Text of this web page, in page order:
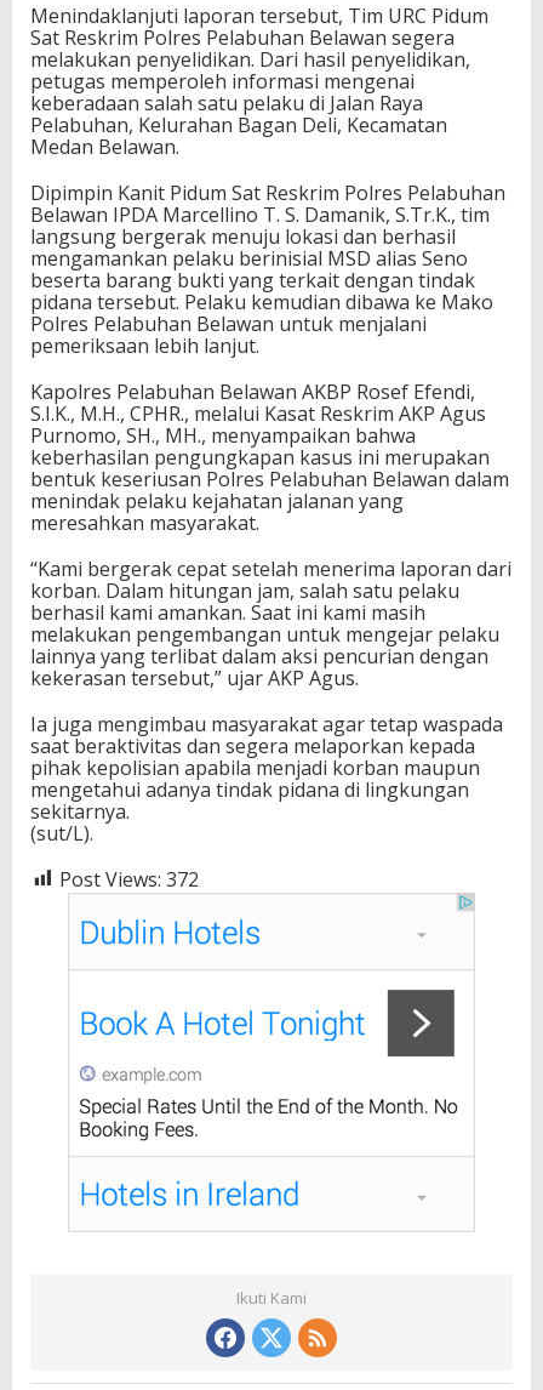
Menindaklanjuti laporan tersebut, Tim URC Pidum
Sat Reskrim Polres Pelabuhan Belawan segera
melakukan penyelidikan. Dari hasil penyelidikan,
petugas memperoleh informasi mengenai
keberadaan salah satu pelaku di Jalan Raya
Pelabuhan, Kelurahan Bagan Deli, Kecamatan
Medan Belawan.
Dipimpin Kanit Pidum Sat Reskrim Polres Pelabuhan
Belawan IPDA Marcellino T. S. Damanik, S.Tr.K., tim
langsung bergerak menuju lokasi dan berhasil
mengamankan pelaku berinisial MSD alias Seno
beserta barang bukti yang terkait dengan tindak
pidana tersebut. Pelaku kemudian dibawa ke Mako
Polres Pelabuhan Belawan untuk menjalani
pemeriksaan lebih lanjut.
Kapolres Pelabuhan Belawan AKBP Rosef Efendi,
S.I.K., M.H., CPHR., melalui Kasat Reskrim AKP Agus
Purnomo, SH., MH., menyampaikan bahwa
keberhasilan pengungkapan kasus ini merupakan
bentuk keseriusan Polres Pelabuhan Belawan dalam
menindak pelaku kejahatan jalanan yang
meresahkan masyarakat.
“Kami bergerak cepat setelah menerima laporan dari
korban. Dalam hitungan jam, salah satu pelaku
berhasil kami amankan. Saat ini kami masih
melakukan pengembangan untuk mengejar pelaku
lainnya yang terlibat dalam aksi pencurian dengan
kekerasan tersebut,” ujar AKP Agus.
Ia juga mengimbau masyarakat agar tetap waspada
saat beraktivitas dan segera melaporkan kepada
pihak kepolisian apabila menjadi korban maupun
mengetahui adanya tindak pidana di lingkungan
sekitarnya.
(sut/L).
Post Views: 372
Ikuti Kami